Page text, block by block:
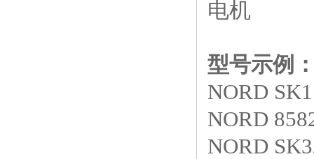
型号示例
NORD
NORD
NORD